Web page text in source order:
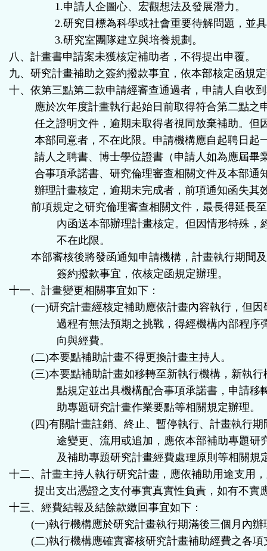
1.申請人企圖心、宏觀想法及發展潛力。
2.研究目標為科學或社會重要待解問題，並
3.研究室團隊建立與培養規劃。
八、計畫書申請案未獲核定補助者，不得提出申覆。
九、研究計畫補助之簽約撥款事宜，依本部核定函規
十、依第三點第二款申請經審查通過者，申請人自收
應於次年度計畫執行起始日前取得符合第二點之
任之證明文件，逾期未取得者視同放棄補助。但
本部同意者，不在此限。申請機構應自起聘日起
請人之聘書、博士學位證書（申請人如為應屆畢
合事項承諾書、研究倫理審查相關文件及本部通
辦理計畫核定，逾期未完成者，前項通知函失其
前項規定之研究倫理審查相關文件，最長得延長
內函送本部辦理計畫核定。但因情形特殊，
不在此限。
本部審核後將發函通知申請機構，計畫執行期間
簽約撥款事宜，依核定函規定辦理。
十一、計畫變更相關事宜如下：
(一)研究計畫經核定補助應依計畫內容執行，但
過程有無法預期之挑戰，得經機構內部程序
向與經費。
(二)本要點補助計畫不得更換計畫主持人。
(三)本要點補助計畫如移轉至新執行機構，新執
點規定並出具機構配合事項承諾書，申請移
助專題研究計畫作業要點等相關規定辦理。
(四)有關計畫註銷、終止、暫停執行、計畫執行
途變更、流用或追加，應依本部補助專題研
及補助專題研究計畫經費處理原則等相關規
十二、計畫主持人執行研究計畫，應依補助用途支用
提出支出憑證之支付事實真實性負責，如有不實
十三、經費結報及結餘款繳回事宜如下：
(一)執行機構應於研究計畫執行期滿後三個月內
(二)執行機構應確實審核研究計畫補助經費之各